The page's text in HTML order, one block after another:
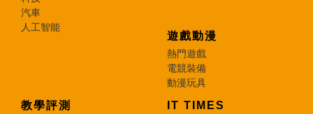
汽車
人工智能
遊戲動漫
熱門遊戲
電競裝備
動漫玩具
教學評測 IT TIMES